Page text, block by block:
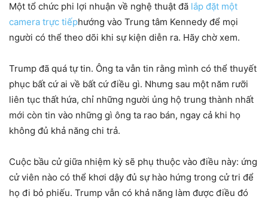
Một tổ chức phi lợi nhuận về nghệ thuật đã lắp đặt một
camera trực tiếphướng vào Trung tâm Kennedy để mọi
người có thể theo dõi khi sự kiện diễn ra. Hãy chờ xem.
Trump đã quá tự tin. Ông ta vẫn tin rằng mình có thể thuyết
phục bất cứ ai về bất cứ điều gì. Nhưng sau một năm rưỡi
liên tục thất hứa, chỉ những người ủng hộ trung thành nhất
mới còn tin vào những gì ông ta rao bán, ngay cả khi họ
không đủ khả năng chi trả.
Cuộc bầu cử giữa nhiệm kỳ sẽ phụ thuộc vào điều này: ứng
cử viên nào có thể khơi dậy đủ sự hào hứng trong cử tri để
họ đi bỏ phiếu. Trump vẫn có khả năng làm được điều đó